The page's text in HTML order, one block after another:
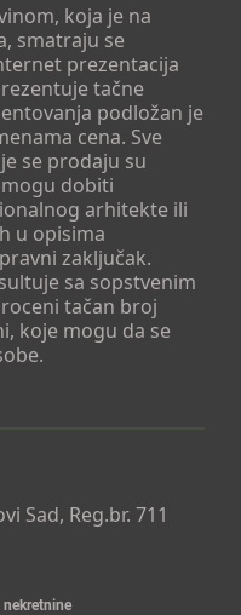
koja je na
smatraju se
prezentacija
tačne
podložan je
cena. Sve
se prodaju su
dobiti
arhitekte ili
u opisima
zaključak.
sa sopstvenim
tačan broj
koje mogu da se
Sad, Reg.br. 711
nekretnine